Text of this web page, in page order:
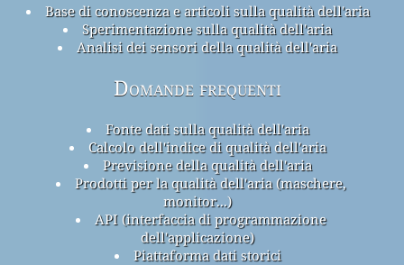
Base di conoscenza e articoli sulla qualità dell'aria
Sperimentazione sulla qualità dell'aria
Analisi dei sensori della qualità dell'aria
Domande frequenti
Fonte dati sulla qualità dell'aria
Calcolo dell'indice di qualità dell'aria
Previsione della qualità dell'aria
Prodotti per la qualità dell'aria (maschere,
monitor...)
API (interfaccia di programmazione
dell'applicazione)
Piattaforma dati storici